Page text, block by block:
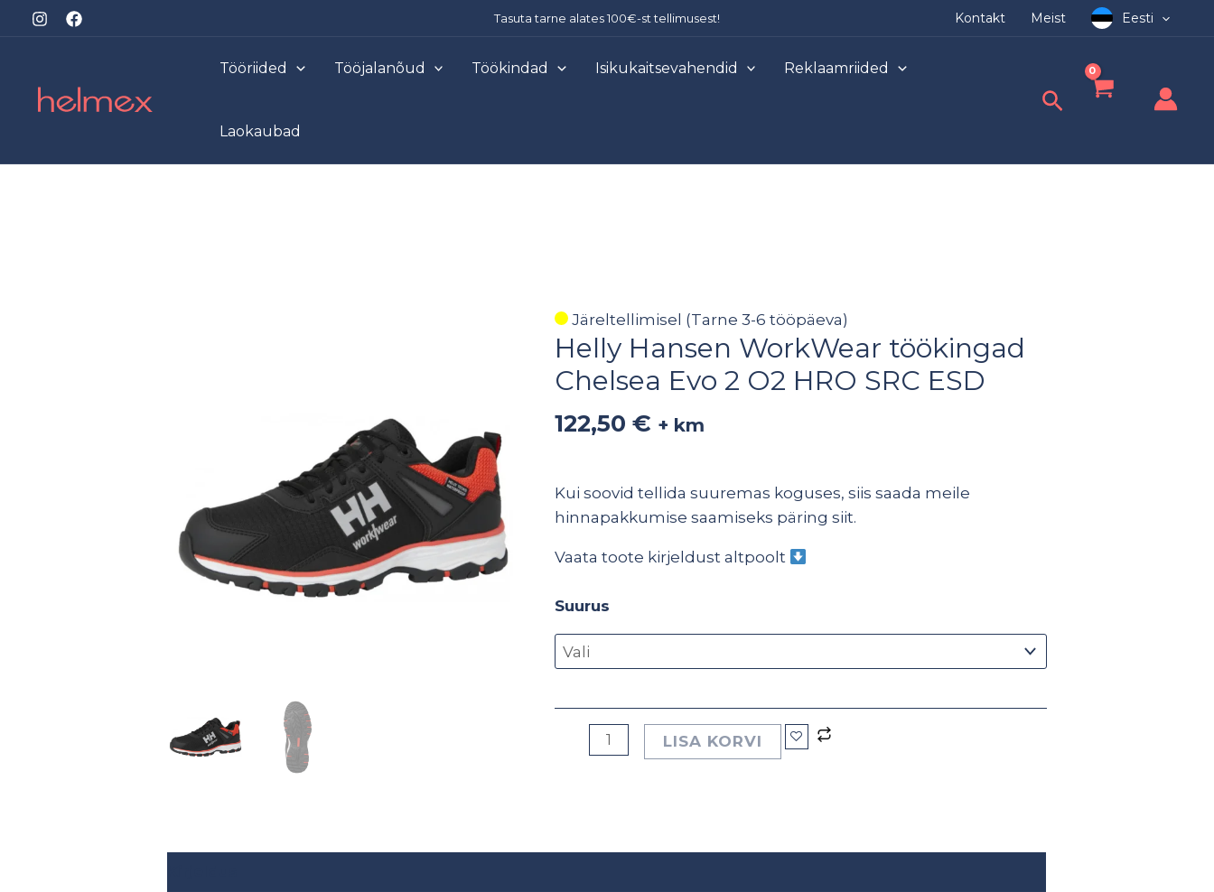
Tasuta tarne alates 100€-st tellimusest! Kontakt Meist Eesti
Tööriided Tööjalanõud Töökindad Isikukaitsevahendid Reklaamriided
Laokaubad
Search
Järeltellimisel (Tarne 3-6 tööpäeva)
Helly Hansen WorkWear töökingad
Chelsea Evo 2 O2 HRO SRC ESD
122,50 € + km
Kui soovid tellida suuremas koguses, siis saada meile
hinnapakkumise saamiseks päring siit.
Vaata toote kirjeldust altpoolt
Suurus
Helly
Hansen
WorkWear
töökingad
Chelsea
O2
HRO
ESD
LISA KORVI